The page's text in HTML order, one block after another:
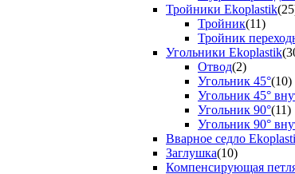
Тройники Ekoplastik
Тройник(11)
Тройник
Угольники Ekoplastik
Отвод(2)
Угольник 45°(10)
Угольник 45°
Угольник 90°(11)
Угольник 90°
Вварное седло
Заглушка(10)
Компенсирующая